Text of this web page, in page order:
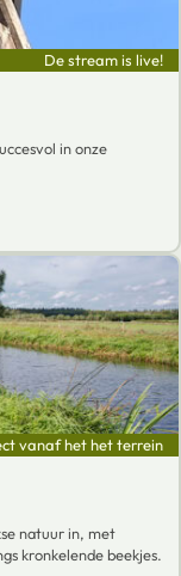
De stream is live!
in onze
vanaf het het terrein
natuur in, met
kronkelende beekjes.